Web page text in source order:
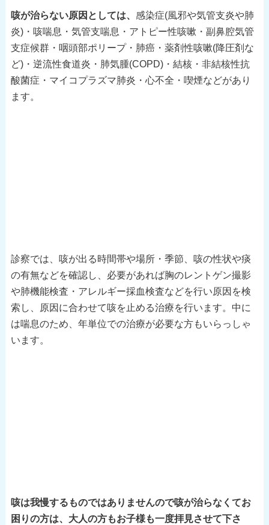
咳が治らない原因としては、 感染症(風邪や気管支炎や肺
炎)・咳喘息・気管支喘息・アトピー性咳嗽・副鼻腔気管
支症候群・咽頭部ポリープ・肺癌・薬剤性咳嗽(降圧剤な
ど)・逆流性食道炎・肺気腫(COPD)・結核・非結核性抗
酸菌症・マイコプラズマ肺炎・心不全・喫煙などがあり
ます。
診察では、咳が出る時間帯や場所・季節、咳の性状や痰
の有無などを確認し、必要があれば胸のレントゲン撮影
や肺機能検査・アレルギー採血検査などを行い原因を検
索し、原因に合わせて咳を止める治療を行います。中に
は喘息のため、年単位での治療が必要な方もいらっしゃ
います。
咳は我慢するものではありませんので咳が治らなくてお
困りの方は、大人の方もお子様も一度拝見させて下さ